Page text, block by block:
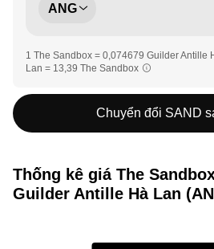
ANG
1 The Sandbox = 0,074679 Guilder Antille
Lan = 13,39 The Sandbox
Chuyển đổi SAND
Thống kê giá The
Guilder Antille Hà Lan